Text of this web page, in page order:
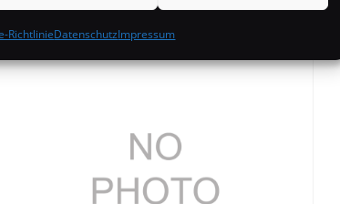
RichtlinieDatenschutzImpressum